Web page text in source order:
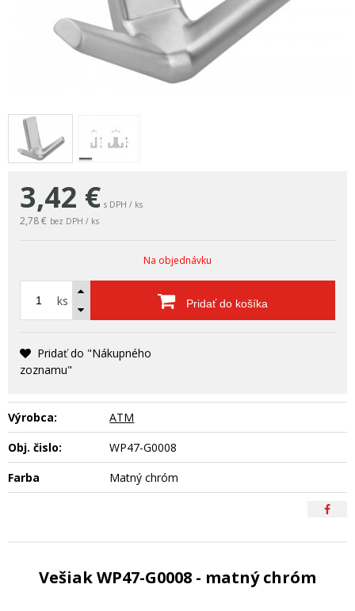
3,42 € s DPH / ks
2,78 € bez DPH / ks
Na objednávku
ks Pridať do košíka
Pridať do "Nákupného
zoznamu"
Výrobca:
ATM
Obj. čislo:
WP47-G0008
Farba
Matný chróm
Vešiak WP47-G0008 - matný chróm